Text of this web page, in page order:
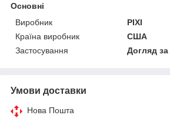
Основні
Виробник
PIXI
Країна виробник
США
Застосування
Догляд
Умови доставки
Нова Пошта